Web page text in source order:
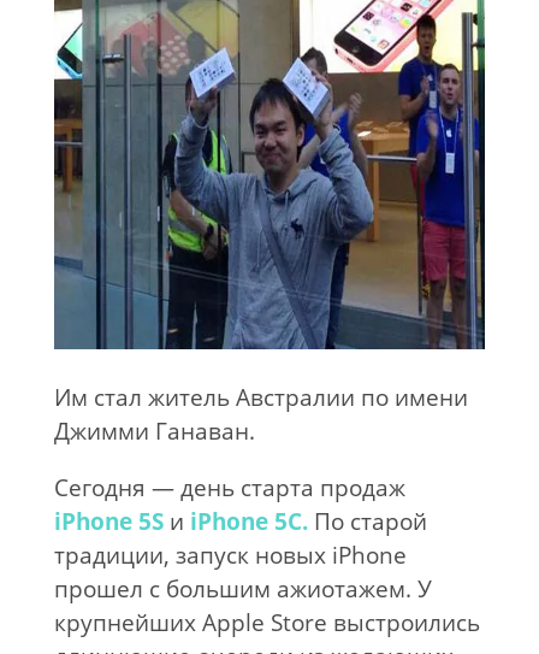
Им стал житель Австралии по имени
Джимми Ганаван.
Сегодня — день старта продаж
iPhone 5Sи iPhone 5C.По старой
традиции, запуск новых iPhone
прошел с большим ажиотажем. У
крупнейших Apple Store выстроились